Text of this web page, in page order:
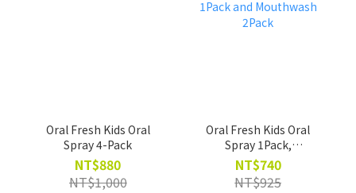
Oral Fresh Kids Oral
Spray 4-Pack
NT$880
NT$1,000
Oral Fresh Kids Oral
Spray 1Pack,
Toothpaste 1Pack and
Mouthwash 2Pack
NT$740
NT$925